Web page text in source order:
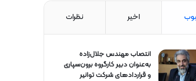
اخیر نظرات
انتصاب مهندس جلال‌زاده
به‌عنوان دبیر كارگروه برون‌سپاری
و قراردادهای شركت توانیر